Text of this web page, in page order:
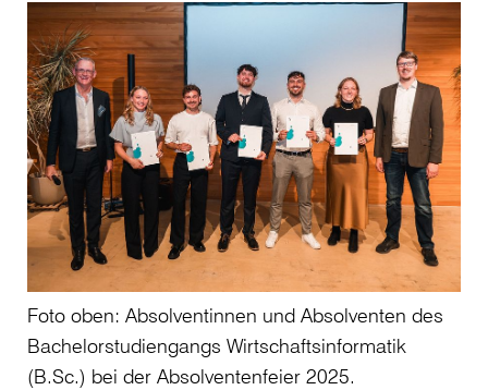
Foto oben: Absolventinnen und Absolventen des
Bachelorstudiengangs Wirtschaftsinformatik
(B.Sc.) bei der Absolventenfeier 2025.